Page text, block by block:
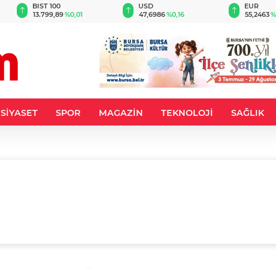
BIST 100
13.799,89%0,01
USD
47,6986%0,16
EUR
55,2463
SİYASET SPOR MAGAZİN TEKNOLOJİ SAĞLIK